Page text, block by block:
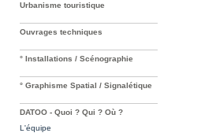
Urbanisme touristique
Ouvrages techniques
° Installations / Scénographie
° Graphisme Spatial / Signalétique
DATOO - Quoi ? Qui ? Où ?
L'équipe